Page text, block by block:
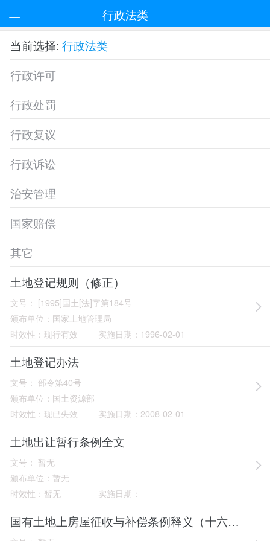
行政法类
当前选择: 行政法类
行政许可
行政处罚
行政复议
行政诉讼
治安管理
国家赔偿
其它
土地登记规则（修正）
文号： [1995]国土[法]字第184号
颁布单位： 国家土地管理局
时效性： 现行有效 实施日期： 1996-02-01
土地登记办法
文号： 部令第40号
颁布单位： 国土资源部
时效性： 现已失效 实施日期： 2008-02-01
土地出让暂行条例全文
文号： 暂无
颁布单位： 暂无
时效性： 暂无 实施日期：
国有土地上房屋征收与补偿条例释义（十六至二十六条）